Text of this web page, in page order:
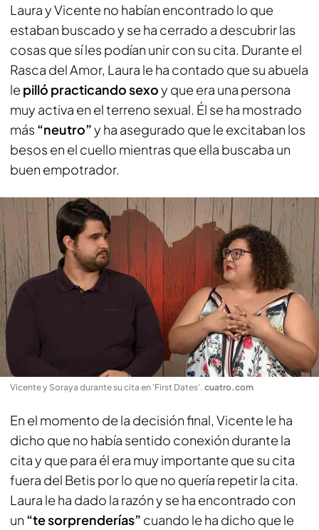
Laura y Vicente no habían encontrado lo que
estaban buscado y se ha cerrado a descubrir las
cosas que sí les podían unir con su cita. Durante el
Rasca del Amor, Laura le ha contado que su abuela
le pilló practicando sexoy que era una persona
muy activa en el terreno sexual. Él se ha mostrado
más “neutro”y ha asegurado que le excitaban los
besos en el cuello mientras que ella buscaba un
buen empotrador.
Vicente y Soraya durante su cita en 'First Dates'. cuatro.com
En el momento de la decisión final, Vicente le ha
dicho que no había sentido conexión durante la
cita y que para él era muy importante que su cita
fuera del Betis por lo que no quería repetir la cita.
Laura le ha dado la razón y se ha encontrado con
un “te sorprenderías” cuando le ha dicho que le